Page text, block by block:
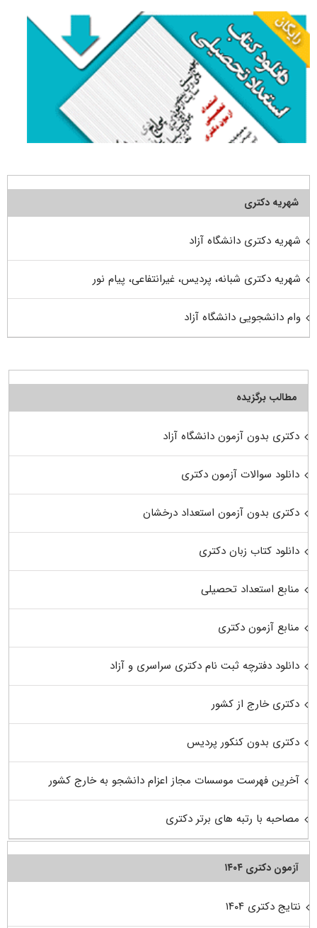
شهریه دکتری
شهریه دکتری دانشگاه آزاد
شهریه دکتری شبانه، پردیس، غیرانتفاعی، پیام نور
وام دانشجویی دانشگاه آزاد
مطالب برگزیده
دکتری بدون آزمون دانشگاه آزاد
دانلود سوالات آزمون دکتری
دکتری بدون آزمون استعداد درخشان
دانلود کتاب زبان دکتری
منابع استعداد تحصیلی
منابع آزمون دکتری
دانلود دفترچه ثبت نام دکتری سراسری و آزاد
دکتری خارج از کشور
دکتری بدون کنکور پردیس
آخرین فهرست موسسات مجاز اعزام دانشجو به خارج کشور
مصاحبه با رتبه های برتر دکتری
آزمون دکتری ۱۴۰۴
نتایج دکتری ۱۴۰۴